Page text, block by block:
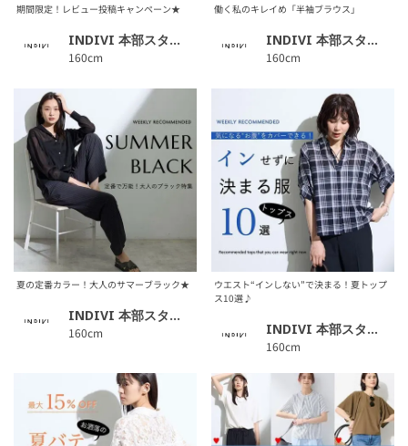
期間限定！レビュー投稿キャンペーン★
INDIVI 本部スタッフ
160cm
働く私のキレイめ「半袖ブラウス」
INDIVI 本部スタッフ
160cm
夏の定番カラー！大人のサマーブラック★
INDIVI 本部スタッフ
160cm
ウエスト“インしない”で決まる！夏トップ
ス10選♪
INDIVI 本部スタッフ
160cm